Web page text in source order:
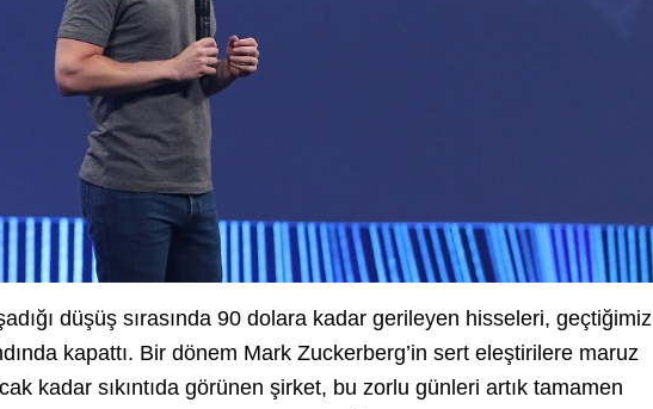
düşüş sırasında 90 dolara kadar gerileyen hisseleri, geçtiğimiz
kapattı. Bir dönem Mark Zuckerberg’in sert eleştirilere maruz
kadar sıkıntıda görünen şirket, bu zorlu günleri artık tamamen